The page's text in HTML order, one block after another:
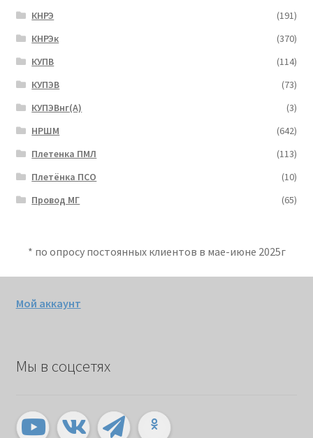
КНРЭ
(191)
КНРЭк
(370)
КУПВ
(114)
КУПЭВ
(73)
КУПЭВнг(А)
(3)
НРШМ
(642)
Плетенка ПМЛ
(113)
Плетёнка ПСО
(10)
Провод МГ
(65)
* по опросу постоянных клиентов в мае-июне 2025г
Мой аккаунт
Мы в соцсетях